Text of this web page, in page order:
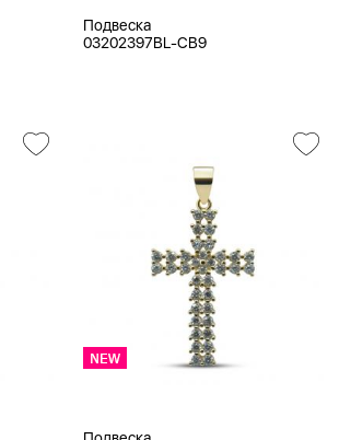
Подвеска
03202397BL-CB9